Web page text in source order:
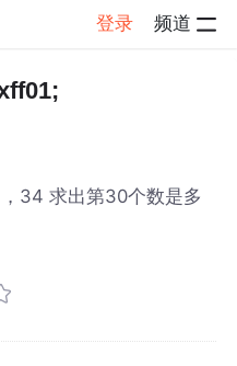
登录 频道
34 求出第30个数是多